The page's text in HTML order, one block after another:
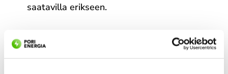
saatavilla erikseen.
Ota yhteyttä